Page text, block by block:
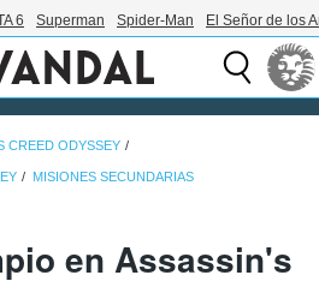
6 Superman Spider-Man El Señor de los
CREED ODYSSEY
MISIONES SECUNDARIAS
en Assassin's